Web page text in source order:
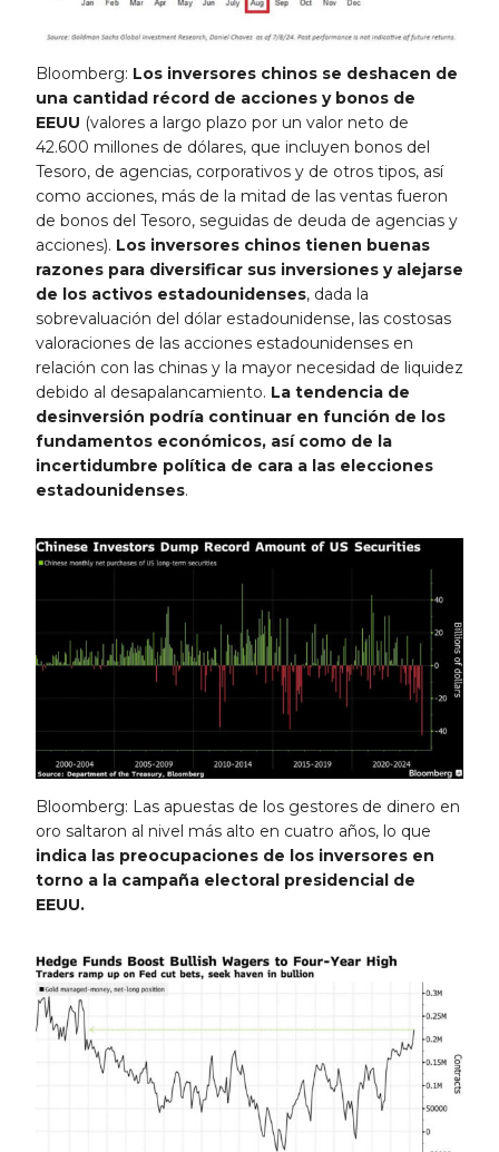
Bloomberg: Los inversores chinos se deshacen de
una cantidad récord de acciones y bonos de
EEUU (valores a largo plazo por un valor neto de
42.600 millones de dólares, que incluyen bonos del
Tesoro, de agencias, corporativos y de otros tipos, así
como acciones, más de la mitad de las ventas fueron
de bonos del Tesoro, seguidas de deuda de agencias y
acciones). Los inversores chinos tienen buenas
razones para diversificar sus inversiones y alejarse
de los activos estadounidenses, dada la
sobrevaluación del dólar estadounidense, las costosas
valoraciones de las acciones estadounidenses en
relación con las chinas y la mayor necesidad de liquidez
debido al desapalancamiento. La tendencia de
desinversión podría continuar en función de los
fundamentos económicos, así como de la
incertidumbre política de cara a las elecciones
estadounidenses.
Bloomberg: Las apuestas de los gestores de dinero en
oro saltaron al nivel más alto en cuatro años, lo que
indica las preocupaciones de los inversores en
torno a la campaña electoral presidencial de
EEUU.